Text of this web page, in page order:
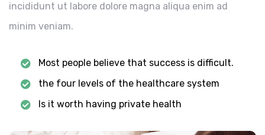
incididunt ut labore dolore magna aliqua enim ad
minim veniam.
Most people believe that success is difficult.
the four levels of the healthcare system
Is it worth having private health